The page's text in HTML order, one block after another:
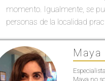
momento. Igualmente, se
personas de la localidad
Maya no